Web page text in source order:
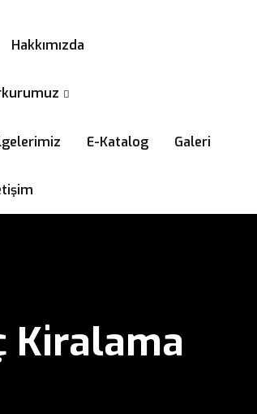
Hakkımızda
E-Katalog Galeri
Kiralama